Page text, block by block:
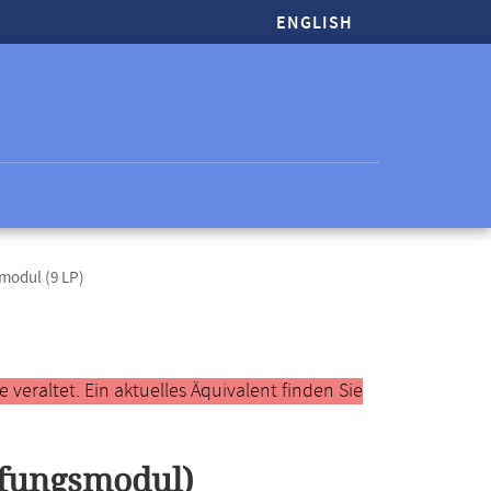
ENGLISH
(9 LP)
veraltet. Ein aktuelles Äquivalent finden Sie